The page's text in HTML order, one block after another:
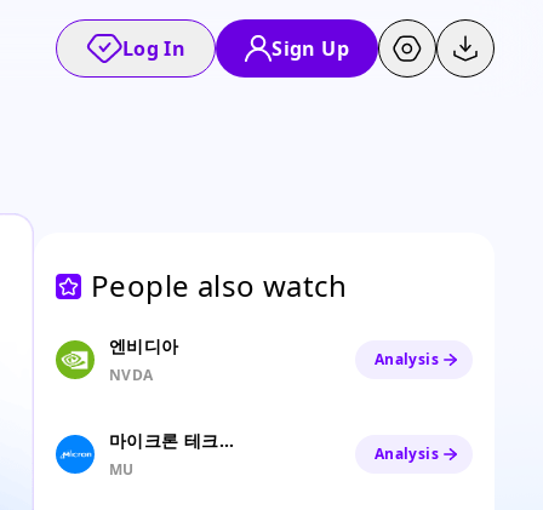
Log In Sign Up
People also watch
엔비디아
NVDA
Analysis
마이크론 테크놀로지
MU
Analysis